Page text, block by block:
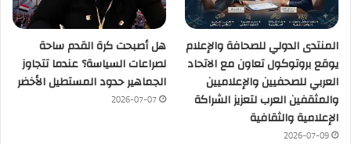
المنتدى الدولي للصحافة والإعلام
يوقع بروتوكول تعاون مع الاتحاد
العربي للصحفيين والإعلاميين
والمثقفين العرب لتعزيز الشراكة
الإعلامية والثقافية
2026-07-09
هل أصبحت كرة القدم ساحة
لصراعات السياسة؟ عندما تتجاوز
الجماهير حدود المستطيل الأخضر
2026-07-07